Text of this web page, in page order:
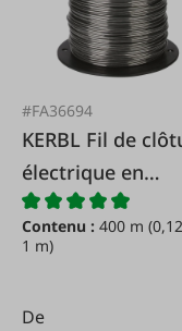
#FA36694
KERBL Fil de clôture
électrique en
aluminium, 2,0
mm/400 m
Contenu : 400 m
1 m)
De